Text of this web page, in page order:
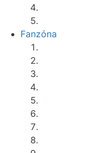
Fanzóna